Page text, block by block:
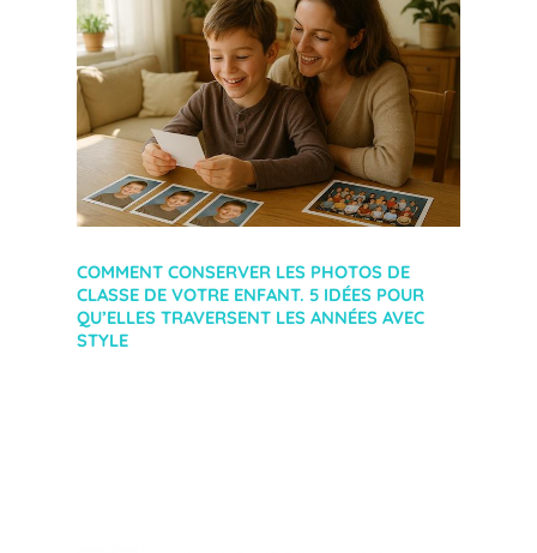
COMMENT CONSERVER LES PHOTOS DE
CLASSE DE VOTRE ENFANT. 5 IDÉES POUR
QU’ELLES TRAVERSENT LES ANNÉES AVEC
STYLE